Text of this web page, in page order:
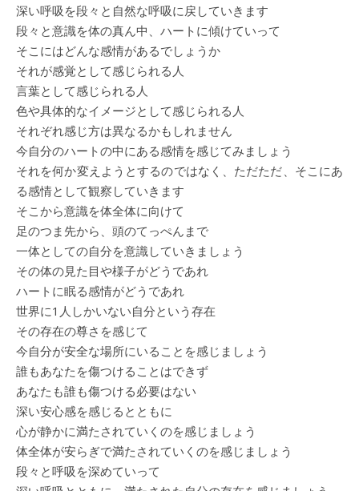
深い呼吸を段々と自然な呼吸に戻していきます
段々と意識を体の真ん中、ハートに傾けていって
そこにはどんな感情があるでしょうか
それが感覚として感じられる人
言葉として感じられる人
色や具体的なイメージとして感じられる人
それぞれ感じ方は異なるかもしれません
今自分のハートの中にある感情を感じてみましょう
それを何か変えようとするのではなく、ただただ、そこにあ
る感情として観察していきます
そこから意識を体全体に向けて
足のつま先から、頭のてっぺんまで
一体としての自分を意識していきましょう
その体の見た目や様子がどうであれ
ハートに眠る感情がどうであれ
世界に1人しかいない自分という存在
その存在の尊さを感じて
今自分が安全な場所にいることを感じましょう
誰もあなたを傷つけることはできず
あなたも誰も傷つける必要はない
深い安心感を感じるとともに
心が静かに満たされていくのを感じましょう
体全体が安らぎで満たされていくのを感じましょう
段々と呼吸を深めていって